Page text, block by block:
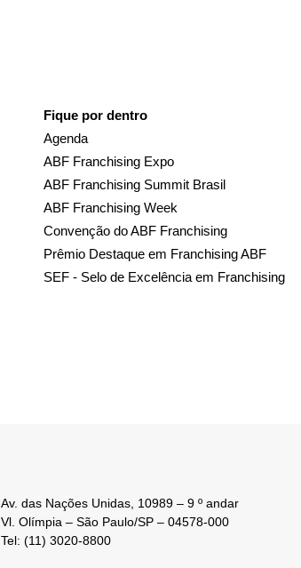
Fique por dentro
Agenda
ABF Franchising Expo
ABF Franchising Summit Brasil
ABF Franchising Week
Convenção do ABF Franchising
Prêmio Destaque em Franchising ABF
SEF - Selo de Excelência em Franchising
Av. das Nações Unidas, 10989 – 9 º andar
Vl. Olímpia – São Paulo/SP – 04578-000
Tel: (11) 3020-8800